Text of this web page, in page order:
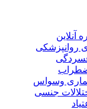
آنلاین
روانپزشکی
وسواس
جنسی